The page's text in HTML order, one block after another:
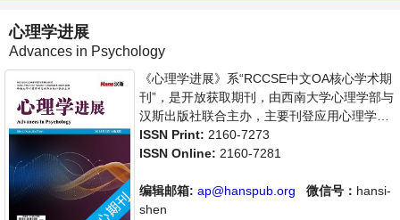
心理学进展
Advances in Psychology
《心理学进展》系“RCCSE中文OA核心学术期
刊”，是开放获取期刊，由西南大学心理学部与
汉斯出版社联合主办，主要刊登应用心理学、
社会心理学等领域的学术论文和成果报道及评
述。支持思想创新、学术创新，倡导科学，繁
界范围内的科学家、学者、科研人员提供一个
传播、分享和讨论心理学领域内不同方向问题
ISSN Print: 2160-7273
ISSN Online: 2160-7281
编辑邮箱: ap@hanspub.org 微信号： hansi-
shen